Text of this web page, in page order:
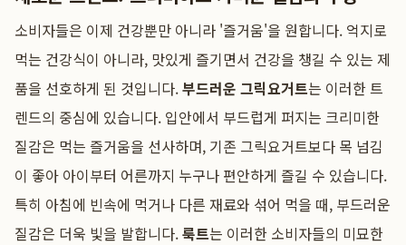
소비자들은 이제 건강뿐만 아니라 '즐거움'을 원합니다. 억지로
먹는 건강식이 아니라, 맛있게 즐기면서 건강을 챙길 수 있는 제
품을 선호하게 된 것입니다.부드러운 그릭요거트는 이러한 트
렌드의 중심에 있습니다. 입안에서 부드럽게 퍼지는 크리미한
질감은 먹는 즐거움을 선사하며, 기존 그릭요거트보다 목 넘김
이 좋아 아이부터 어른까지 누구나 편안하게 즐길 수 있습니다.
특히 아침에 빈속에 먹거나 다른 재료와 섞어 먹을 때, 부드러운
질감은 더욱 빛을 발합니다.룩트는 이러한 소비자들의 미묘한